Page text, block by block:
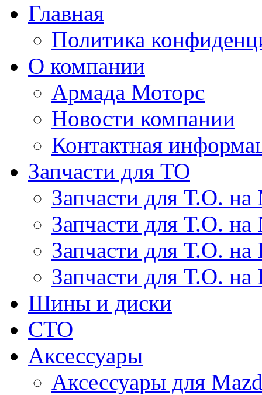
Главная
Политика
О компании
Армада Моторс
Новости компании
Контактная
Запчасти для ТО
Запчасти для Т.О. на
Запчасти для Т.О. на
Запчасти для Т.О.
Запчасти для Т.О. на
Шины и диски
СТО
Аксессуары
Аксессуары для